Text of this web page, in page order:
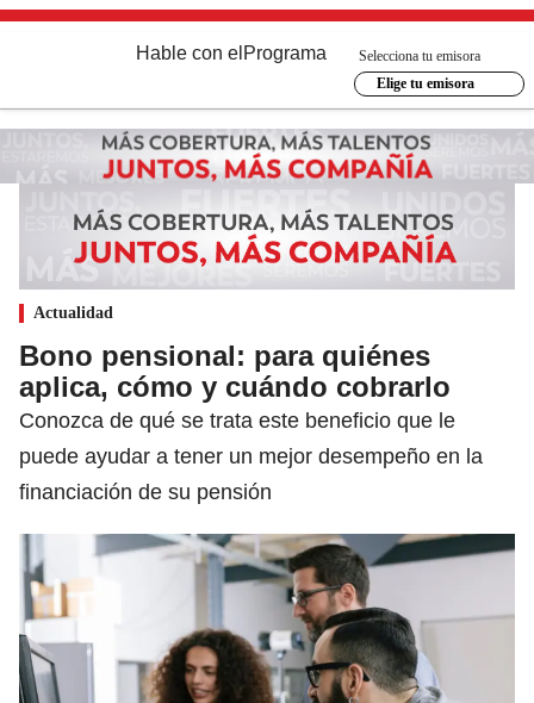
Hable con el Programa
Selecciona tu emisora
Elige tu emisora
Actualidad
Bono pensional: para quiénes
aplica, cómo y cuándo cobrarlo
Conozca de qué se trata este beneficio que le
puede ayudar a tener un mejor desempeño en la
financiación de su pensión